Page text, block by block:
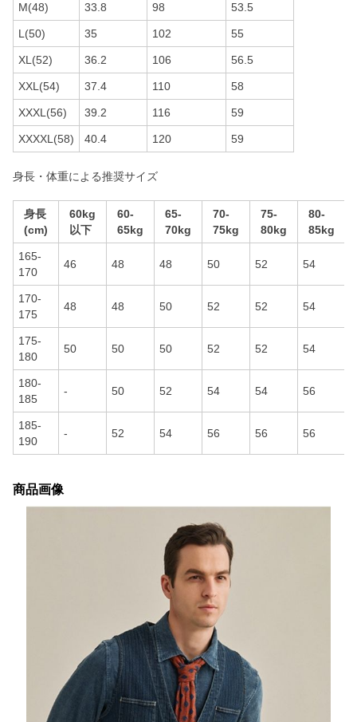
M(48) 33.8 98 53.5
L(50) 35 102 55
XL(52) 36.2 106 56.5
XXL(54) 37.4 110 58
XXXL(56) 39.2 116 59
XXXXL(58) 40.4 120 59
身長・体重による推奨サイズ
身長
(cm)
60kg
以下
60-
65kg
65-
70kg
70-
75kg
75-
80kg
80-
85kg
165-
170
46 48 48 50 52 54
170-
175
48 48 50 52 52 54
175-
180
50 50 50 52 52 54
180-
185
- 50 52 54 54 56
185-
190
- 52 54 56 56 56
商品画像